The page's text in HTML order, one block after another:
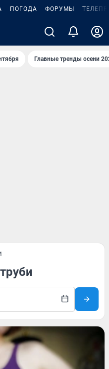
ПОГОДА ФОРУМЫ
Главные тренды осени